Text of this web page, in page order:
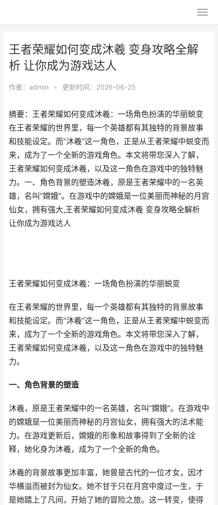
王者荣耀如何变成沐羲 变身攻略全解
析 让你成为游戏达人
作者： admin • 更新时间：2026-06-25
摘要：王者荣耀如何变成沐羲：一场角色扮演的华丽蜕变
在王者荣耀的世界里，每一个英雄都有其独特的背景故事
和技能设定。而“沐羲”这一角色，正是从王者荣耀中蜕变而
来，成为了一个全新的游戏角色。本文将带您深入了解，
王者荣耀如何变成沐羲，以及这一角色在游戏中的独特魅
力。一、角色背景的塑造沐羲，原是王者荣耀中的一名英
雄，名叫“嫦娥”。在游戏中的嫦娥是一位美丽而神秘的月宫
仙女，拥有强大,王者荣耀如何变成沐羲 变身攻略全解析
让你成为游戏达人
王者荣耀如何变成沐羲：一场角色扮演的华丽蜕变
在王者荣耀的世界里，每一个英雄都有其独特的背景故事
和技能设定。而“沐羲”这一角色，正是从王者荣耀中蜕变而
来，成为了一个全新的游戏角色。本文将带您深入了解，
王者荣耀如何变成沐羲，以及这一角色在游戏中的独特魅
力。
一、角色背景的塑造
沐羲，原是王者荣耀中的一名英雄，名叫“嫦娥”。在游戏中
的嫦娥是一位美丽而神秘的月宫仙女，拥有强大的法术能
力。在游戏更新后，嫦娥的形象和故事得到了全新的诠
释，她化身为沐羲，成为了一个全新的角色。
沐羲的背景故事更加丰富，她曾是古代的一位才女，因才
华横溢而被封为仙女。她不甘于只在月宫中度过一生，于
是她踏上了凡间，开始了她的冒险之旅。这一转变，使得